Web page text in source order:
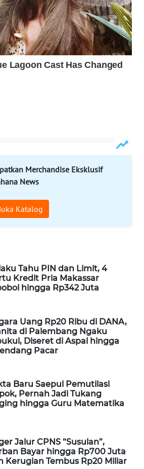
Merchandise Eksklusif
News
Katalog
Tahu PIN dan Limit, 4
Kredit Pria Makassar
hingga Rp342 Juta
Uang Rp20 Ribu di DANA,
di Palembang Ngaku
Diseret di Aspal hingga
Pacar
Baru Saepul Pemutilasi
Pernah Jadi Tukang
hingga Guru Matematika
Jalur CPNS “Susulan”,
Bayar hingga Rp700 Juta
Kerugian Tembus Rp20 Miliar